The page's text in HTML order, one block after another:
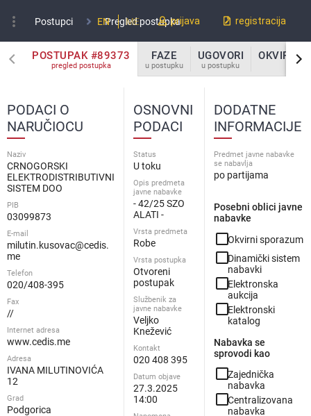
more_vert Postupci Pregled postupka
EN ME prijava registracija
POSTUPAK #89373
pregled postupka
FAZE
u postupku
UGOVORI
u postupku
OKVIRNI
u
OSNOVNI
PODACI
Status
U toku
Opis predmeta
javne nabavke
- 42/25 SZO
ALATI -
Vrsta predmeta
Robe
Vrsta postupka
Otvoreni
postupak
Službenik za
javne nabavke
Veljko
Knežević
Kontakt
020 408 395
Datum objave
27.3.2025
14:00
DODATNE
INFORMACIJE
Predmet javne nabavke
se nabavlja
po partijama
Posebni oblici javne
nabavke
check_box_outline_blankOkvirni sporazum
check_box_outline_blankDinamički sistem
nabavki
check_box_outline_blankElektronska
aukcija
check_box_outline_blankElektronski
katalog
Nabavka se
sprovodi kao
check_box_outline_blankZajednička
nabavka
check_box_outline_blankCentralizovana
nabavka
PODACI O
NARUČIOCU
Naziv
CRNOGORSKI
ELEKTRODISTRIBUTIVNI
SISTEM DOO
PIB
03099873
E-mail
milutin.kusovac@cedis.
me
Telefon
020/408-395
Fax
//
Internet adresa
www.cedis.me
Adresa
IVANA MILUTINOVIĆA
12
Grad
Podgorica